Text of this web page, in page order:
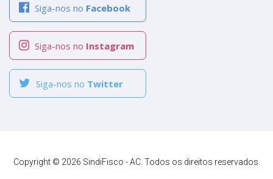
Siga-nos no Facebook
Siga-nos no Instagram
Siga-nos no Twitter
Copyright © 2026 SindiFisco - AC. Todos os direitos reservados.